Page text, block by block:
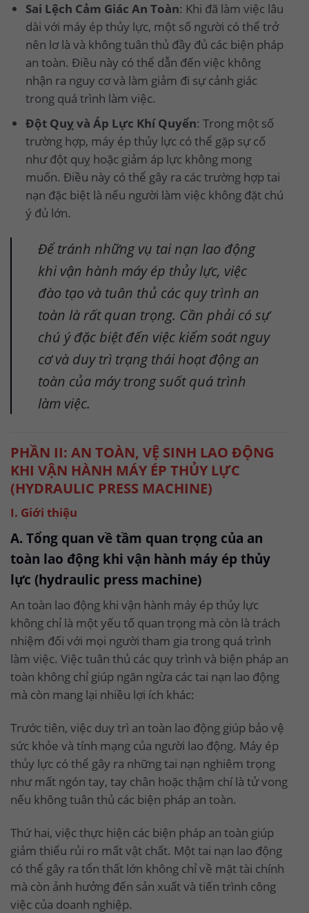
Sai Lệch Cảm Giác An Toàn: Khi đã làm việc lâu
dài với máy ép thủy lực, một số người có thể trở
nên lơ là và không tuân thủ đầy đủ các biện pháp
an toàn. Điều này có thể dẫn đến việc không
nhận ra nguy cơ và làm giảm đi sự cảnh giác
trong quá trình làm việc.
Đột Quỵ và Áp Lực Khí Quyển: Trong một số
trường hợp, máy ép thủy lực có thể gặp sự cố
như đột quỵ hoặc giảm áp lực không mong
muốn. Điều này có thể gây ra các trường hợp tai
nạn đặc biệt là nếu người làm việc không đặt chú
ý đủ lớn.
Để tránh những vụ tai nạn lao động
khi vận hành máy ép thủy lực, việc
đào tạo và tuân thủ các quy trình an
toàn là rất quan trọng. Cần phải có sự
chú ý đặc biệt đến việc kiểm soát nguy
cơ và duy trì trạng thái hoạt động an
toàn của máy trong suốt quá trình
làm việc.
PHẦN II: AN TOÀN, VỆ SINH LAO ĐỘNG
KHI VẬN HÀNH MÁY ÉP THỦY LỰC
(HYDRAULIC PRESS MACHINE)
I. Giới thiệu
A. Tổng quan về tầm quan trọng của an
toàn lao động khi vận hành máy ép thủy
lực (hydraulic press machine)
An toàn lao động khi vận hành máy ép thủy lực
không chỉ là một yếu tố quan trọng mà còn là trách
nhiệm đối với mọi người tham gia trong quá trình
làm việc. Việc tuân thủ các quy trình và biện pháp an
toàn không chỉ giúp ngăn ngừa các tai nạn lao động
mà còn mang lại nhiều lợi ích khác:
Trước tiên, việc duy trì an toàn lao động giúp bảo vệ
sức khỏe và tính mạng của người lao động. Máy ép
thủy lực có thể gây ra những tai nạn nghiêm trọng
như mất ngón tay, tay chân hoặc thậm chí là tử vong
nếu không tuân thủ các biện pháp an toàn.
Thứ hai, việc thực hiện các biện pháp an toàn giúp
giảm thiểu rủi ro mất vật chất. Một tai nạn lao động
có thể gây ra tổn thất lớn không chỉ về mặt tài chính
mà còn ảnh hưởng đến sản xuất và tiến trình công
việc của doanh nghiệp.